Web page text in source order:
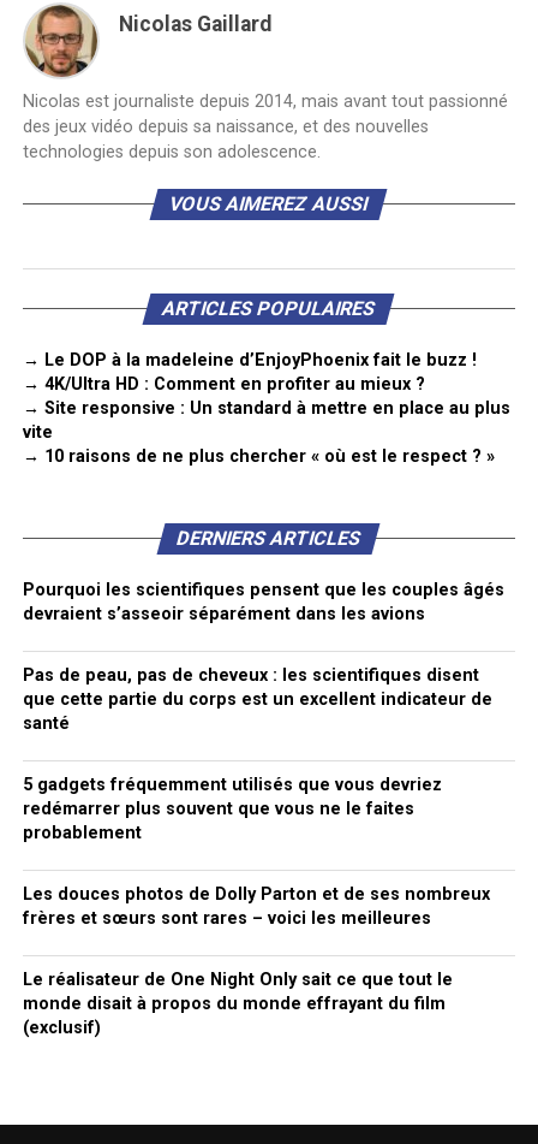
Nicolas Gaillard
Nicolas est journaliste depuis 2014, mais avant tout passionné
des jeux vidéo depuis sa naissance, et des nouvelles
technologies depuis son adolescence.
VOUS AIMEREZ AUSSI
ARTICLES POPULAIRES
→ Le DOP à la madeleine d’EnjoyPhoenix fait le buzz !
→ 4K/Ultra HD : Comment en profiter au mieux ?
→ Site responsive : Un standard à mettre en place au plus
vite
→ 10 raisons de ne plus chercher « où est le respect ? »
DERNIERS ARTICLES
Pourquoi les scientifiques pensent que les couples âgés
devraient s’asseoir séparément dans les avions
Pas de peau, pas de cheveux : les scientifiques disent
que cette partie du corps est un excellent indicateur de
santé
5 gadgets fréquemment utilisés que vous devriez
redémarrer plus souvent que vous ne le faites
probablement
Les douces photos de Dolly Parton et de ses nombreux
frères et sœurs sont rares – voici les meilleures
Le réalisateur de One Night Only sait ce que tout le
monde disait à propos du monde effrayant du film
(exclusif)